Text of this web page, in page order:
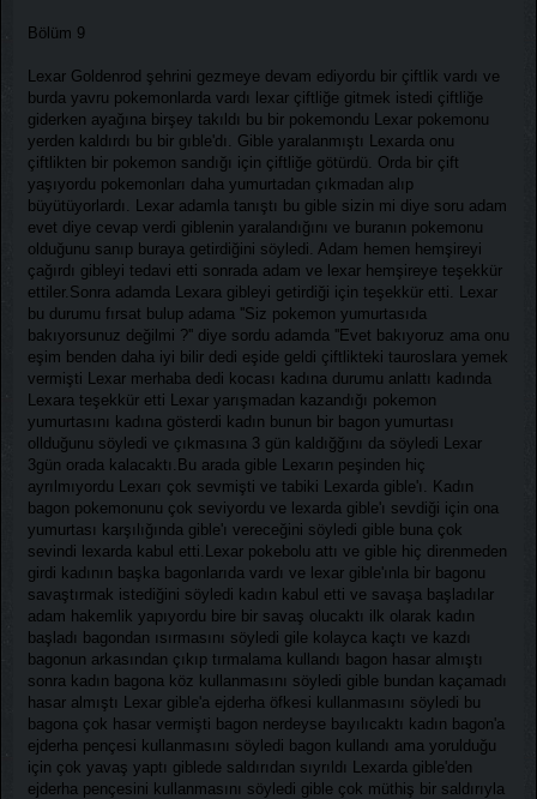
Bölüm 9
Lexar Goldenrod şehrini gezmeye devam ediyordu bir çiftlik vardı ve
burda yavru pokemonlarda vardı lexar çiftliğe gitmek istedi çiftliğe
giderken ayağına birşey takıldı bu bir pokemondu Lexar pokemonu
yerden kaldırdı bu bir gıble'dı. Gible yaralanmıştı Lexarda onu
çiftlikten bir pokemon sandığı için çiftliğe götürdü. Orda bir çift
yaşıyordu pokemonları daha yumurtadan çıkmadan alıp
büyütüyorlardı. Lexar adamla tanıştı bu gible sizin mi diye soru adam
evet diye cevap verdi giblenin yaralandığını ve buranın pokemonu
olduğunu sanıp buraya getirdiğini söyledi. Adam hemen hemşireyi
çağırdı gibleyi tedavi etti sonrada adam ve lexar hemşireye teşekkür
ettiler.Sonra adamda Lexara gibleyi getirdiği için teşekkür etti. Lexar
bu durumu fırsat bulup adama ''Siz pokemon yumurtasıda
bakıyorsunuz değilmi ?'' diye sordu adamda ''Evet bakıyoruz ama onu
eşim benden daha iyi bilir dedi eşide geldi çiftlikteki tauroslara yemek
vermişti Lexar merhaba dedi kocası kadına durumu anlattı kadında
Lexara teşekkür etti Lexar yarışmadan kazandığı pokemon
yumurtasını kadına gösterdi kadın bunun bir bagon yumurtası
ollduğunu söyledi ve çıkmasına 3 gün kaldığğını da söyledi Lexar
3gün orada kalacaktı.Bu arada gible Lexarın peşinden hiç
ayrılmıyordu Lexarı çok sevmişti ve tabiki Lexarda gible'ı. Kadın
bagon pokemonunu çok seviyordu ve lexarda gible'ı sevdiği için ona
yumurtası karşılığında gible'ı vereceğini söyledi gible buna çok
sevindi lexarda kabul etti.Lexar pokebolu attı ve gible hiç direnmeden
girdi kadının başka bagonlarıda vardı ve lexar gible'ınla bir bagonu
savaştırmak istediğini söyledi kadın kabul etti ve savaşa başladılar
adam hakemlik yapıyordu bire bir savaş olucaktı ilk olarak kadın
başladı bagondan ısırmasını söyledi gile kolayca kaçtı ve kazdı
bagonun arkasından çıkıp tırmalama kullandı bagon hasar almıştı
sonra kadın bagona köz kullanmasını söyledi gible bundan kaçamadı
hasar almıştı Lexar gible'a ejderha öfkesi kullanmasını söyledi bu
bagona çok hasar vermişti bagon nerdeyse bayılıcaktı kadın bagon'a
ejderha pençesi kullanmasını söyledi bagon kullandı ama yorulduğu
için çok yavaş yaptı giblede saldırıdan sıyrıldı Lexarda gible'den
ejderha pençesini kullanmasını söyledi gible çok müthiş bir saldırıyla